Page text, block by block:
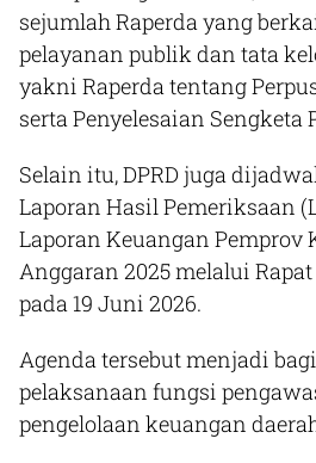
sejumlah Raperda yang
pelayanan publik dan tata
yakni Raperda tentang
serta Penyelesaian Sengketa
Selain itu, DPRD juga
Laporan Hasil Pemeriksaan
Laporan Keuangan Pemprov
Anggaran 2025 melalui
pada 19 Juni 2026.
Agenda tersebut menjadi
pelaksanaan fungsi
pengelolaan keuangan